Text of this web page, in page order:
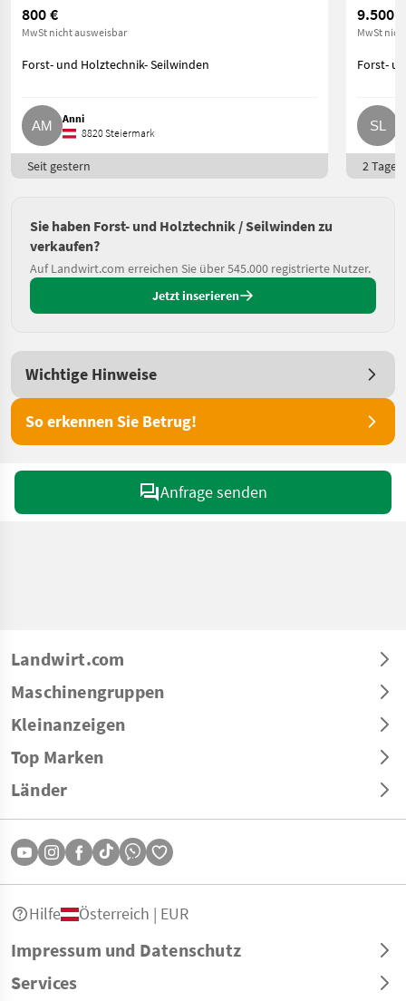
800 €
MwSt nicht ausweisbar
Forst- und Holztechnik- Seilwinden
Anni
8820 Steiermark
Seit gestern
9.500 €
MwSt
Forst-
2 Tage
Sie haben Forst- und Holztechnik / Seilwinden zu
verkaufen?
Auf Landwirt.com erreichen Sie über 545.000 registrierte Nutzer.
Jetzt inserieren
Wichtige Hinweise
So erkennen Sie Betrug!
Anfrage senden
Landwirt.com
Maschinengruppen
Kleinanzeigen
Top Marken
Länder
Impressum und Datenschutz
Services
Hilfe Österreich | EUR